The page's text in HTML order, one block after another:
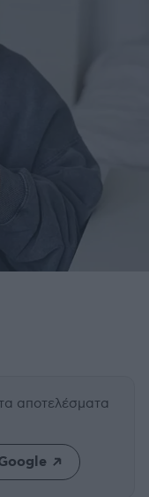
αποτελέσματα